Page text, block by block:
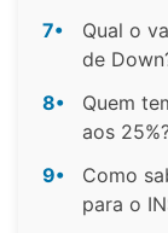
7•
Qual o
de
8•
Quem
aos
9•
Como
para o